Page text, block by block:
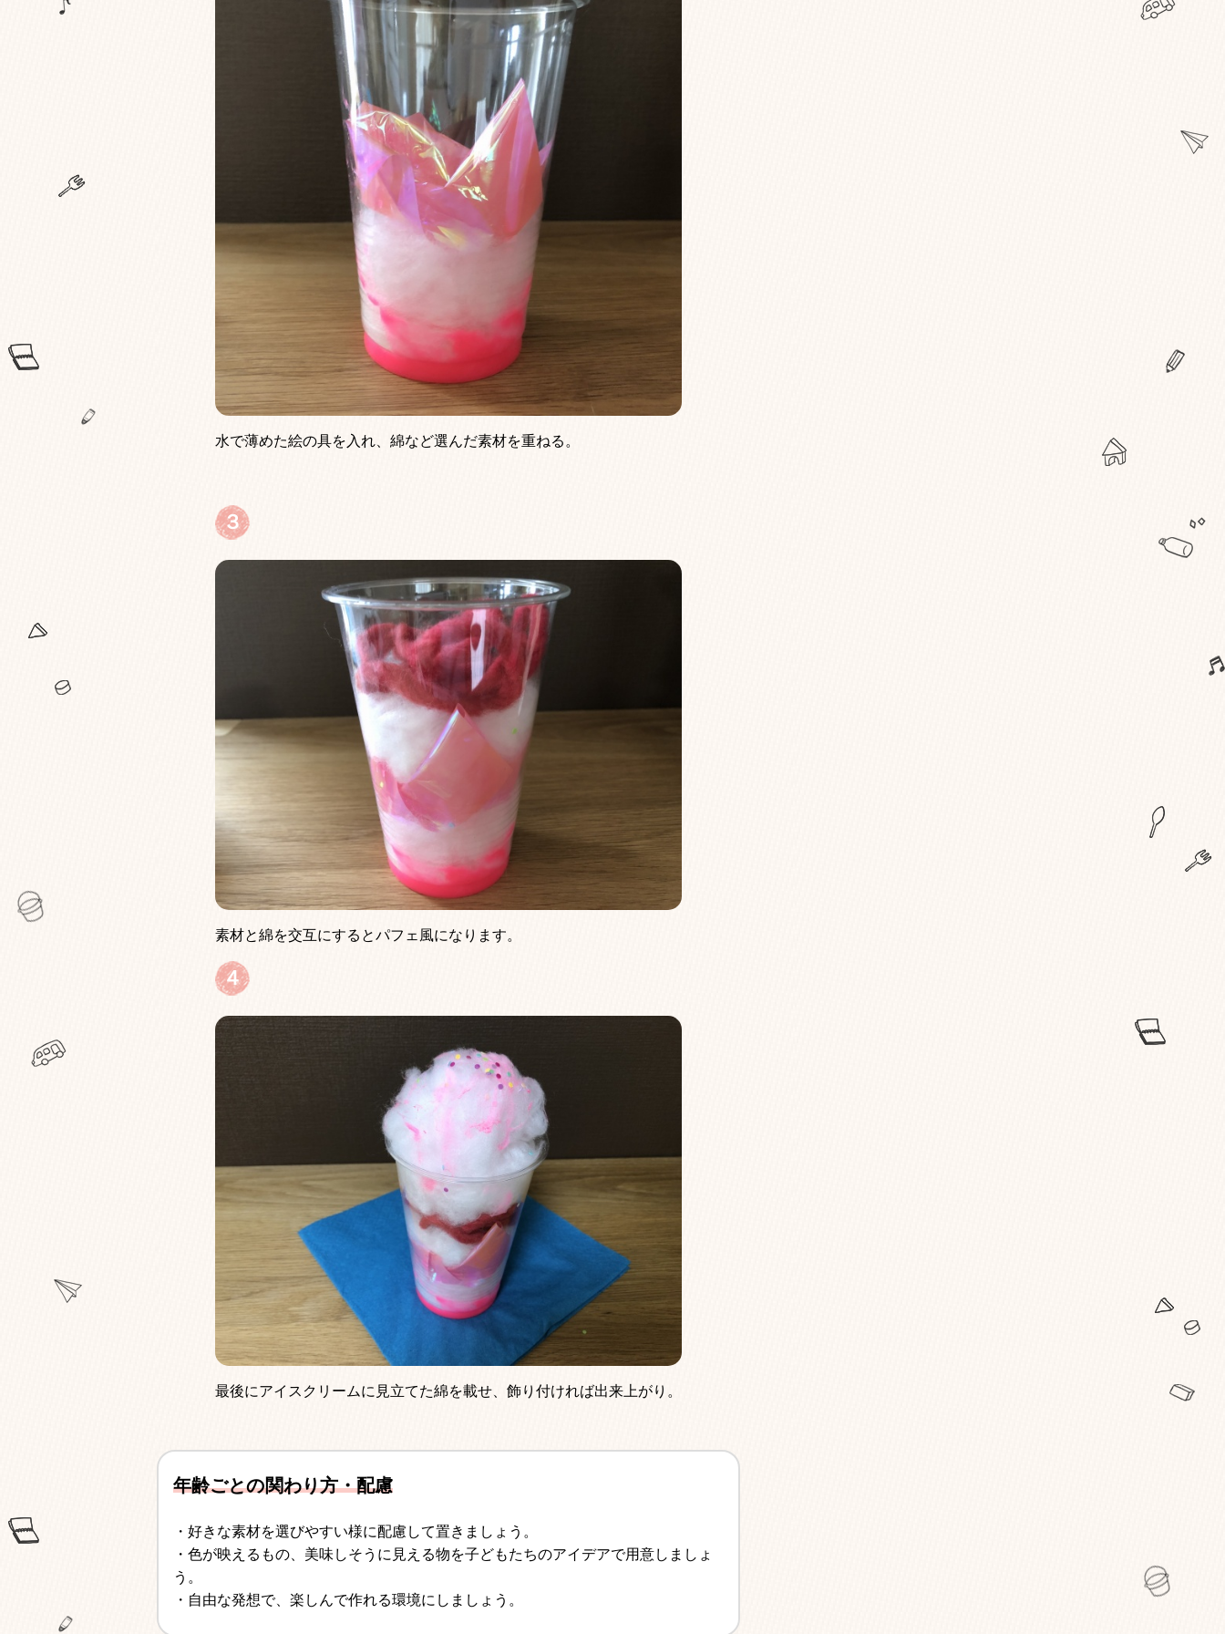
水で薄めた絵の具を入れ、綿など選んだ素材を重ねる。
３
素材と綿を交互にするとパフェ風になります。
４
最後にアイスクリームに見立てた綿を載せ、飾り付ければ出来上がり。
年齢ごとの関わり方・配慮
・好きな素材を選びやすい様に配慮して置きましょう。
・色が映えるもの、美味しそうに見える物を子どもたちのアイデアで用意しましょ
う。
・自由な発想で、楽しんで作れる環境にしましょう。